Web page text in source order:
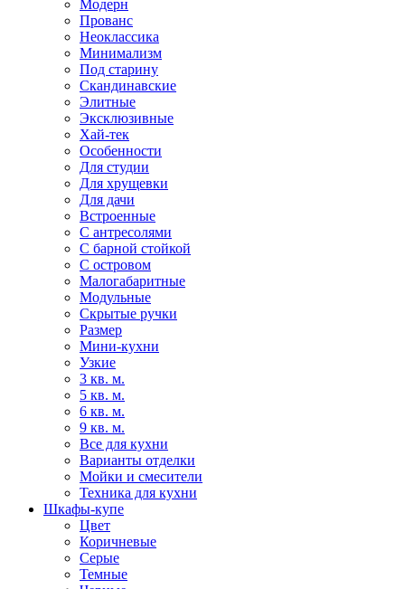
Модерн
Прованс
Неоклассика
Минимализм
Под старину
Скандинавские
Элитные
Эксклюзивные
Хай-тек
Особенности
Для студии
Для хрущевки
Для дачи
Встроенные
С антресолями
С барной стойкой
С островом
Малогабаритные
Модульные
Скрытые ручки
Размер
Мини-кухни
Узкие
3 кв. м.
5 кв. м.
6 кв. м.
9 кв. м.
Все для кухни
Варианты отделки
Мойки и смесители
Техника для кухни
Шкафы-купе
Цвет
Коричневые
Серые
Темные